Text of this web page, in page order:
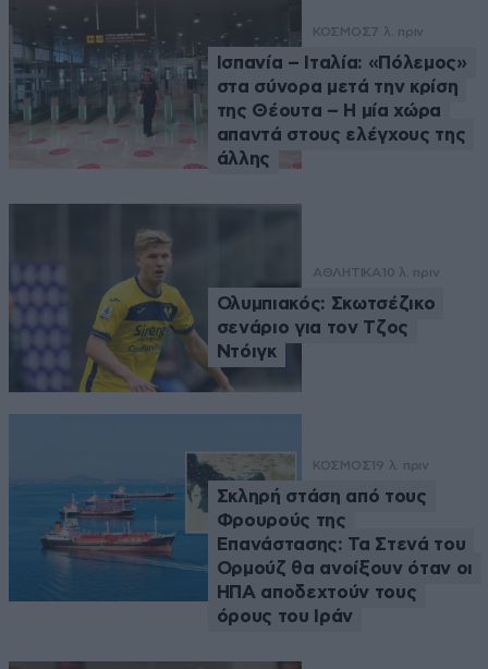
ΚΟΣΜΟΣ7 λ. πριν
Ισπανία – Ιταλία: «Πόλεμος»
στα σύνορα μετά την κρίση
της Θέουτα – Η μία χώρα
απαντά στους ελέγχους της
άλλης
ΑΘΛΗΤΙΚΑ 10 λ. πριν
Ολυμπιακός: Σκωτσέζικο
σενάριο για τον Τζος
Ντόιγκ
ΚΟΣΜΟΣ 19 λ. πριν
Σκληρή στάση από τους
Φρουρούς της
Επανάστασης: Τα Στενά του
Ορμούζ θα ανοίξουν όταν οι
ΗΠΑ αποδεχτούν τους
όρους του Ιράν